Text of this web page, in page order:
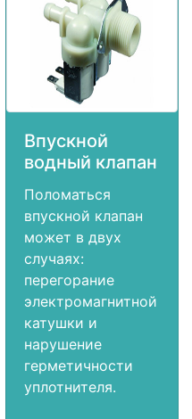
Впускной
водный клапан
Поломаться
впускной клапан
может в двух
случаях:
перегорание
электромагнитной
катушки и
нарушение
герметичности
уплотнителя.